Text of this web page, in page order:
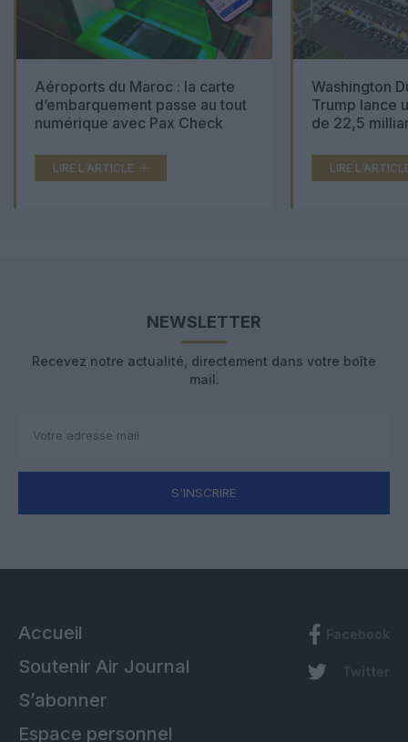
Aéroports du Maroc : la carte
d’embarquement passe au tout
numérique avec Pax Check
LIRE L'ARTICLE
Washington
Trump lance
de 22,5
LIRE
NEWSLETTER
Recevez notre actualité, directement dans votre boîte
mail.
S'INSCRIRE
Accueil
Soutenir Air Journal
S’abonner
Espace personnel